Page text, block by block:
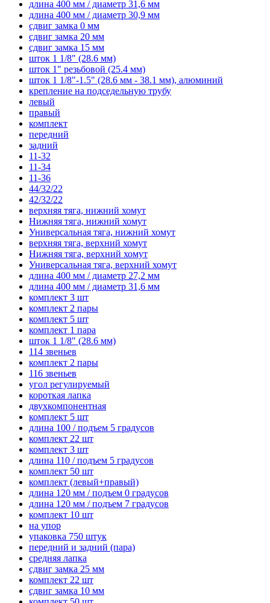
длина 400 мм / диаметр 31,6 мм
длина 400 мм / диаметр 30,9 мм
сдвиг замка 0 мм
сдвиг замка 20 мм
сдвиг замка 15 мм
шток 1 1/8" (28.6 мм)
шток 1" резьбовой (25.4 мм)
шток 1 1/8"-1.5" (28.6 мм - 38.1 мм), алюминий
крепление на подседельную трубу
левый
правый
комплект
передний
задний
11-32
11-34
11-36
44/32/22
42/32/22
верхняя тяга, нижний хомут
Нижняя тяга, нижний хомут
Универсальная тяга, нижний хомут
верхняя тяга, верхний хомут
Нижняя тяга, верхний хомут
Универсальная тяга, верхний хомут
длина 400 мм / диаметр 27,2 мм
длина 400 мм / диаметр 31,6 мм
комплект 3 шт
комплект 2 пары
комплект 5 шт
комплект 1 пара
шток 1 1/8" (28.6 мм)
114 звеньев
комплект 2 пары
116 звеньев
угол регулируемый
короткая лапка
двухкомпонентная
комплект 5 шт
длина 100 / подъем 5 градусов
комплект 22 шт
комплект 3 шт
длина 110 / подъем 5 градусов
комплект 50 шт
комплект (левый+правый)
длина 120 мм / подъем 0 градусов
длина 120 мм / подъем 7 градусов
комплект 10 шт
на упор
упаковка 750 штук
передний и задний (пара)
средняя лапка
сдвиг замка 25 мм
комплект 22 шт
сдвиг замка 10 мм